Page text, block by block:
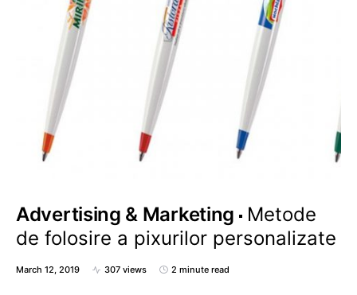
Advertising & Marketing
Metode
de folosire a pixurilor personalizate
March 12, 2019 307 views 2 minute read